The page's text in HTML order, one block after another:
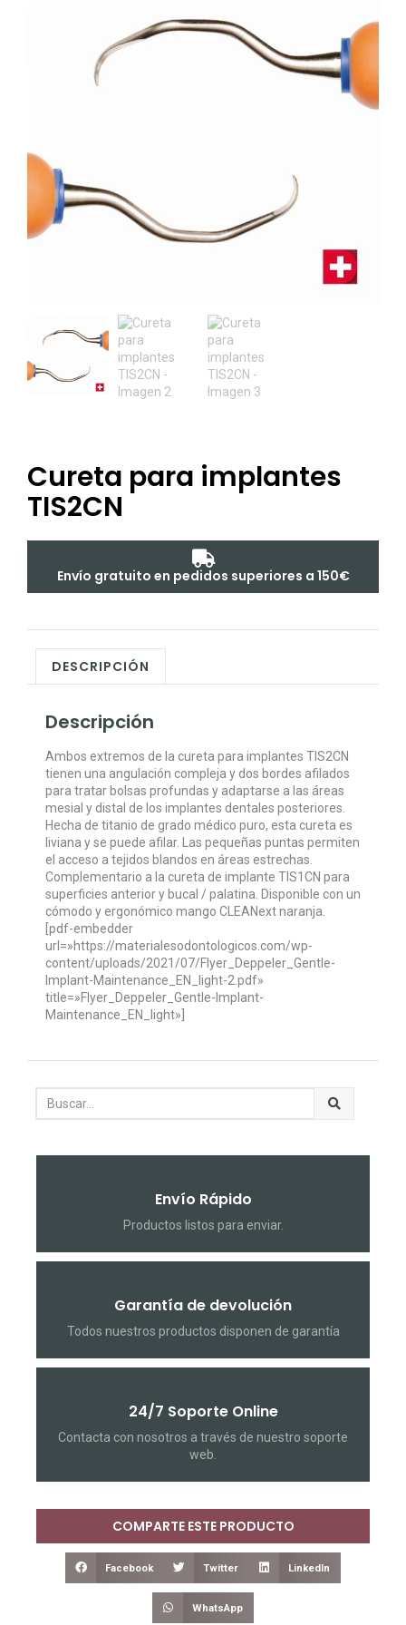
Cureta para implantes
TIS2CN
Envío gratuito en pedidos superiores a 150€
DESCRIPCIÓN
Descripción
Ambos extremos de la cureta para implantes TIS2CN
tienen una angulación compleja y dos bordes afilados
para tratar bolsas profundas y adaptarse a las áreas
mesial y distal de los implantes dentales posteriores.
Hecha de titanio de grado médico puro, esta cureta es
liviana y se puede afilar. Las pequeñas puntas permiten
el acceso a tejidos blandos en áreas estrechas.
Complementario a la cureta de implante TIS1CN para
superficies anterior y bucal / palatina. Disponible con un
cómodo y ergonómico mango CLEANext naranja.
[pdf-embedder
url=»https://materialesodontologicos.com/wp-
content/uploads/2021/07/Flyer_Deppeler_Gentle-
Implant-Maintenance_EN_light-2.pdf»
title=»Flyer_Deppeler_Gentle-Implant-
Maintenance_EN_light»]
Envío Rápido
Productos listos para enviar.
Garantía de devolución
Todos nuestros productos disponen de garantía
24/7 Soporte Online
Contacta con nosotros a través de nuestro soporte
web.
COMPARTE ESTE PRODUCTO
Facebook Twitter LinkedIn
WhatsApp